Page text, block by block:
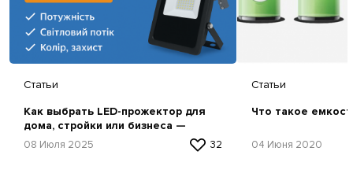
Статьи
Как выбрать LED-прожектор для
дома, стройки или бизнеса —
простая инструкция
08 Июля 2025 32
Статьи
Что такое
04 Июня 2020